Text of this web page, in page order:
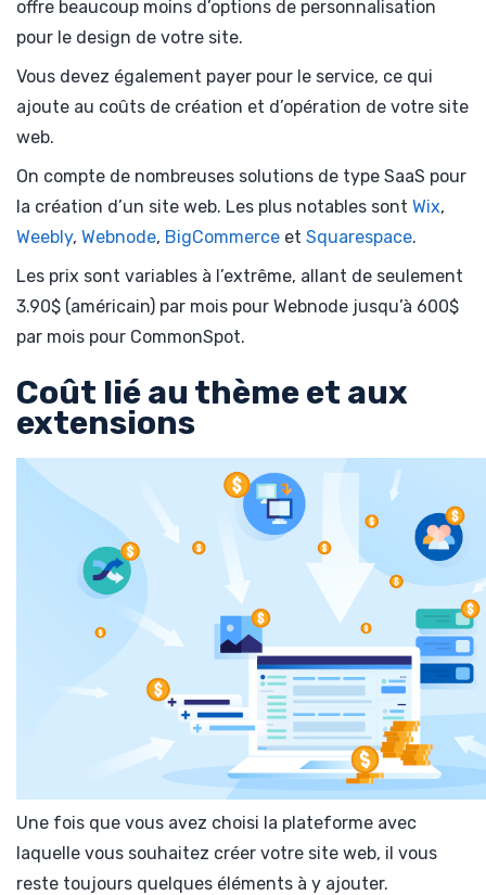
offre beaucoup moins d’options de personnalisation
pour le design de votre site.
Vous devez également payer pour le service, ce qui
ajoute au coûts de création et d’opération de votre site
web.
On compte de nombreuses solutions de type SaaS pour
la création d’un site web. Les plus notables sont Wix,
Weebly, Webnode, BigCommerce et Squarespace.
Les prix sont variables à l’extrême, allant de seulement
3.90$ (américain) par mois pour Webnode jusqu’à 600$
par mois pour CommonSpot.
Coût lié au thème et aux
extensions
Une fois que vous avez choisi la plateforme avec
laquelle vous souhaitez créer votre site web, il vous
reste toujours quelques éléments à y ajouter.